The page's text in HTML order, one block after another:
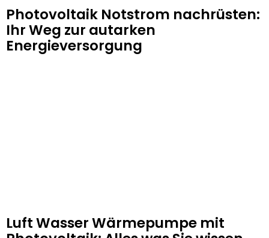
Photovoltaik Notstrom nachrüsten:
Ihr Weg zur autarken
Energieversorgung
Luft Wasser Wärmepumpe mit